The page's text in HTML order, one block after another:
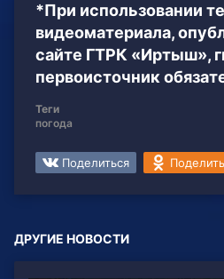
*При использовании
видеоматериала,
сайте ГТРК «Иртыш»,
первоисточник
Теги
погода
Поделиться
ДРУГИЕ НОВОСТИ